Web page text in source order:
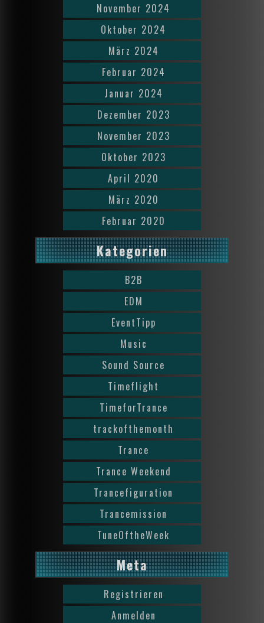
November 2024
Oktober 2024
März 2024
Februar 2024
Januar 2024
Dezember 2023
November 2023
Oktober 2023
April 2020
März 2020
Februar 2020
Kategorien
B2B
EDM
EventTipp
Music
Sound Source
Timeflight
TimeforTrance
trackofthemonth
Trance
Trance Weekend
Trancefiguration
Trancemission
TuneOftheWeek
Meta
Registrieren
Anmelden